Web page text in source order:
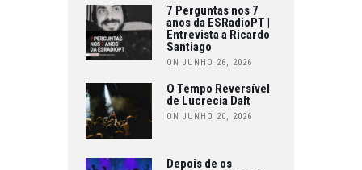
7 Perguntas nos 7
anos da ESRadioPT |
Entrevista a Ricardo
Santiago
ON JUNHO 26, 2026
O Tempo Reversível
de Lucrecia Dalt
ON JUNHO 20, 2026
Depois de os